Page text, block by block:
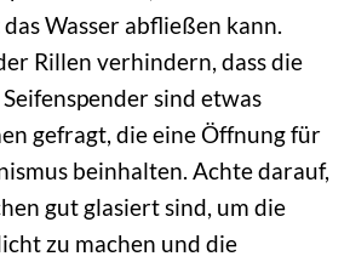
Wasser abfließen kann.
Rillen verhindern, dass die
sind etwas
gefragt, die eine Öffnung für
beinhalten. Achte darauf,
gut glasiert sind, um die
zu machen und die